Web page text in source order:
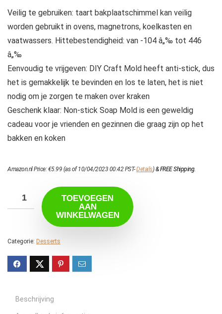
Veilig te gebruiken: taart bakplaatschimmel kan veilig
worden gebruikt in ovens, magnetrons, koelkasten en
vaatwassers. Hittebestendigheid: van -104 â„‰ tot 446
â„‰
Eenvoudig te vrijgeven: DIY Craft Mold heeft anti-stick, dus
het is gemakkelijk te bevinden en los te laten, het is niet
nodig om je zorgen te maken over kraken
Geschenk klaar: Non-stick Soap Mold is een geweldig
cadeau voor je vrienden en gezinnen die graag zijn op het
bakken en koken
Amazon.nl Price:€5.99 (as of 10/04/2023 00:42 PST-Details)&FREE Shipping.
TOEVOEGEN
AAN
WINKELWAGEN
Categorie: Desserts
Beschrijving